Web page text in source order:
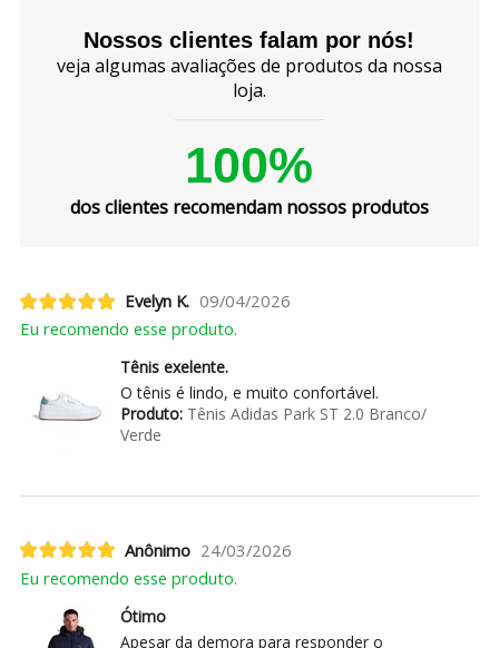
Nossos clientes falam por nós!
veja algumas avaliações de produtos da nossa
loja.
100%
dos clientes recomendam nossos produtos
Evelyn K. 09/04/2026
Eu recomendo esse produto.
Tênis exelente.
O tênis é lindo, e muito confortável.
Produto:Tênis Adidas Park ST 2.0 Branco/
Verde
Anônimo 24/03/2026
Eu recomendo esse produto.
Ótimo
Apesar da demora para responder o